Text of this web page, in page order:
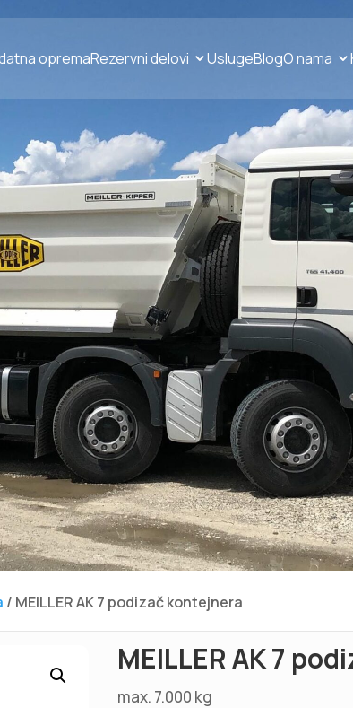
opremaRezervni delovi UslugeBlogO nama
/ MEILLER AK 7 podizač kontejnera
MEILLER AK 7
max. 7.000 kg